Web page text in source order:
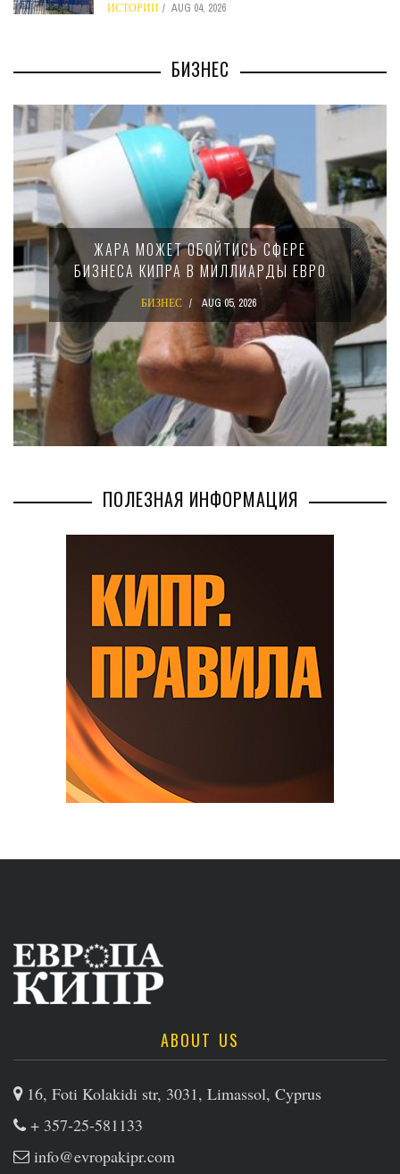
ИСТОРИИ AUG 04, 2026
БИЗНЕС
МИНФИН КИПРА ПЕРЕПИСАЛ ЗАКОН О
15-ПРОЦЕНТНОМ НАЛОГЕ ДЛЯ
КРУПНЫХ МЕЖДУНАРОДНЫХ
КОМПАНИЙ
БИЗНЕС AUG 02, 2026
ПОЛЕЗНАЯ ИНФОРМАЦИЯ
ABOUT US
16, Foti Kolakidi str, 3031, Limassol, Cyprus
+ 357-25-581133
info@evropakipr.com